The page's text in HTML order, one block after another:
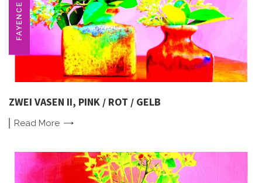
FAYENCE
ZWEI VASEN II, PINK / ROT / GELB
Read More